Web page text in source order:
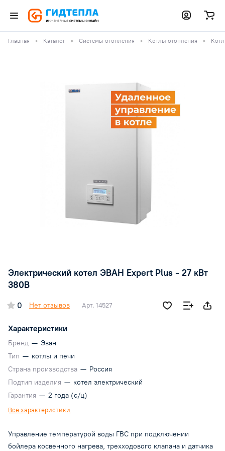
Главная Каталог Системы отопления Котлы отопления
Электрический котел ЭВАН Expert Plus - 27 кВт
380В
0 Нет отзывов Арт. 14527
Характеристики
Бренд — Эван
Тип — котлы и печи
Страна производства — Россия
Подтип изделия — котел электрический
Гарантия — 2 года (с/ц)
Все характеристики
Управление температурой воды ГВС при подключении
бойлера косвенного нагрева, трехходового клапана и датчика